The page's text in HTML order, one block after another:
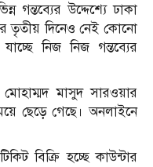
গন্তব্যের উদ্দেশ্যে ঢাকা
তৃতীয় দিনেও নেই কোনো
নিজ নিজ গন্তব্যের
মাসুদ সারওয়ার
ছেড়ে গেছে। অনলাইনে
বিক্রি হচ্ছে কাউন্টার